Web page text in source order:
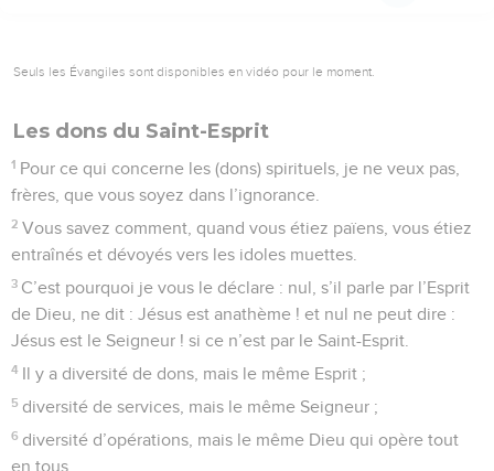
Seuls les Évangiles sont disponibles en vidéo pour le moment.
Les dons du Saint-Esprit
1 Pour ce qui concerne les (dons) spirituels, je ne veux pas,
frères, que vous soyez dans l’ignorance.
2 Vous savez comment, quand vous étiez païens, vous étiez
entraînés et dévoyés vers les idoles muettes.
3 C’est pourquoi je vous le déclare : nul, s’il parle par l’Esprit
de Dieu, ne dit : Jésus est anathème ! et nul ne peut dire :
Jésus est le Seigneur ! si ce n’est par le Saint-Esprit.
4 Il y a diversité de dons, mais le même Esprit ;
5 diversité de services, mais le même Seigneur ;
6 diversité d’opérations, mais le même Dieu qui opère tout
en tous.